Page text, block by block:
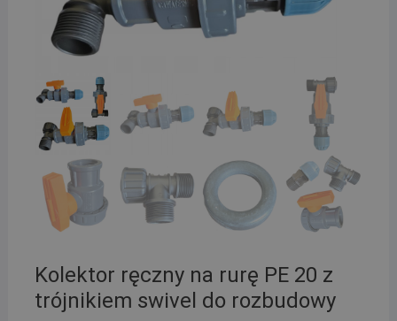
Kolektor ręczny na rurę PE 20 z
trójnikiem swivel do rozbudowy